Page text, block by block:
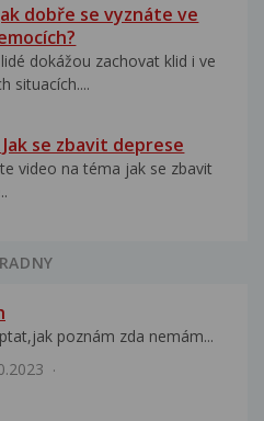
dobře se vyznáte ve
dokážou zachovat klid i ve
situacích....
Jak se zbavit deprese
video na téma jak se zbavit
poznám zda nemám...